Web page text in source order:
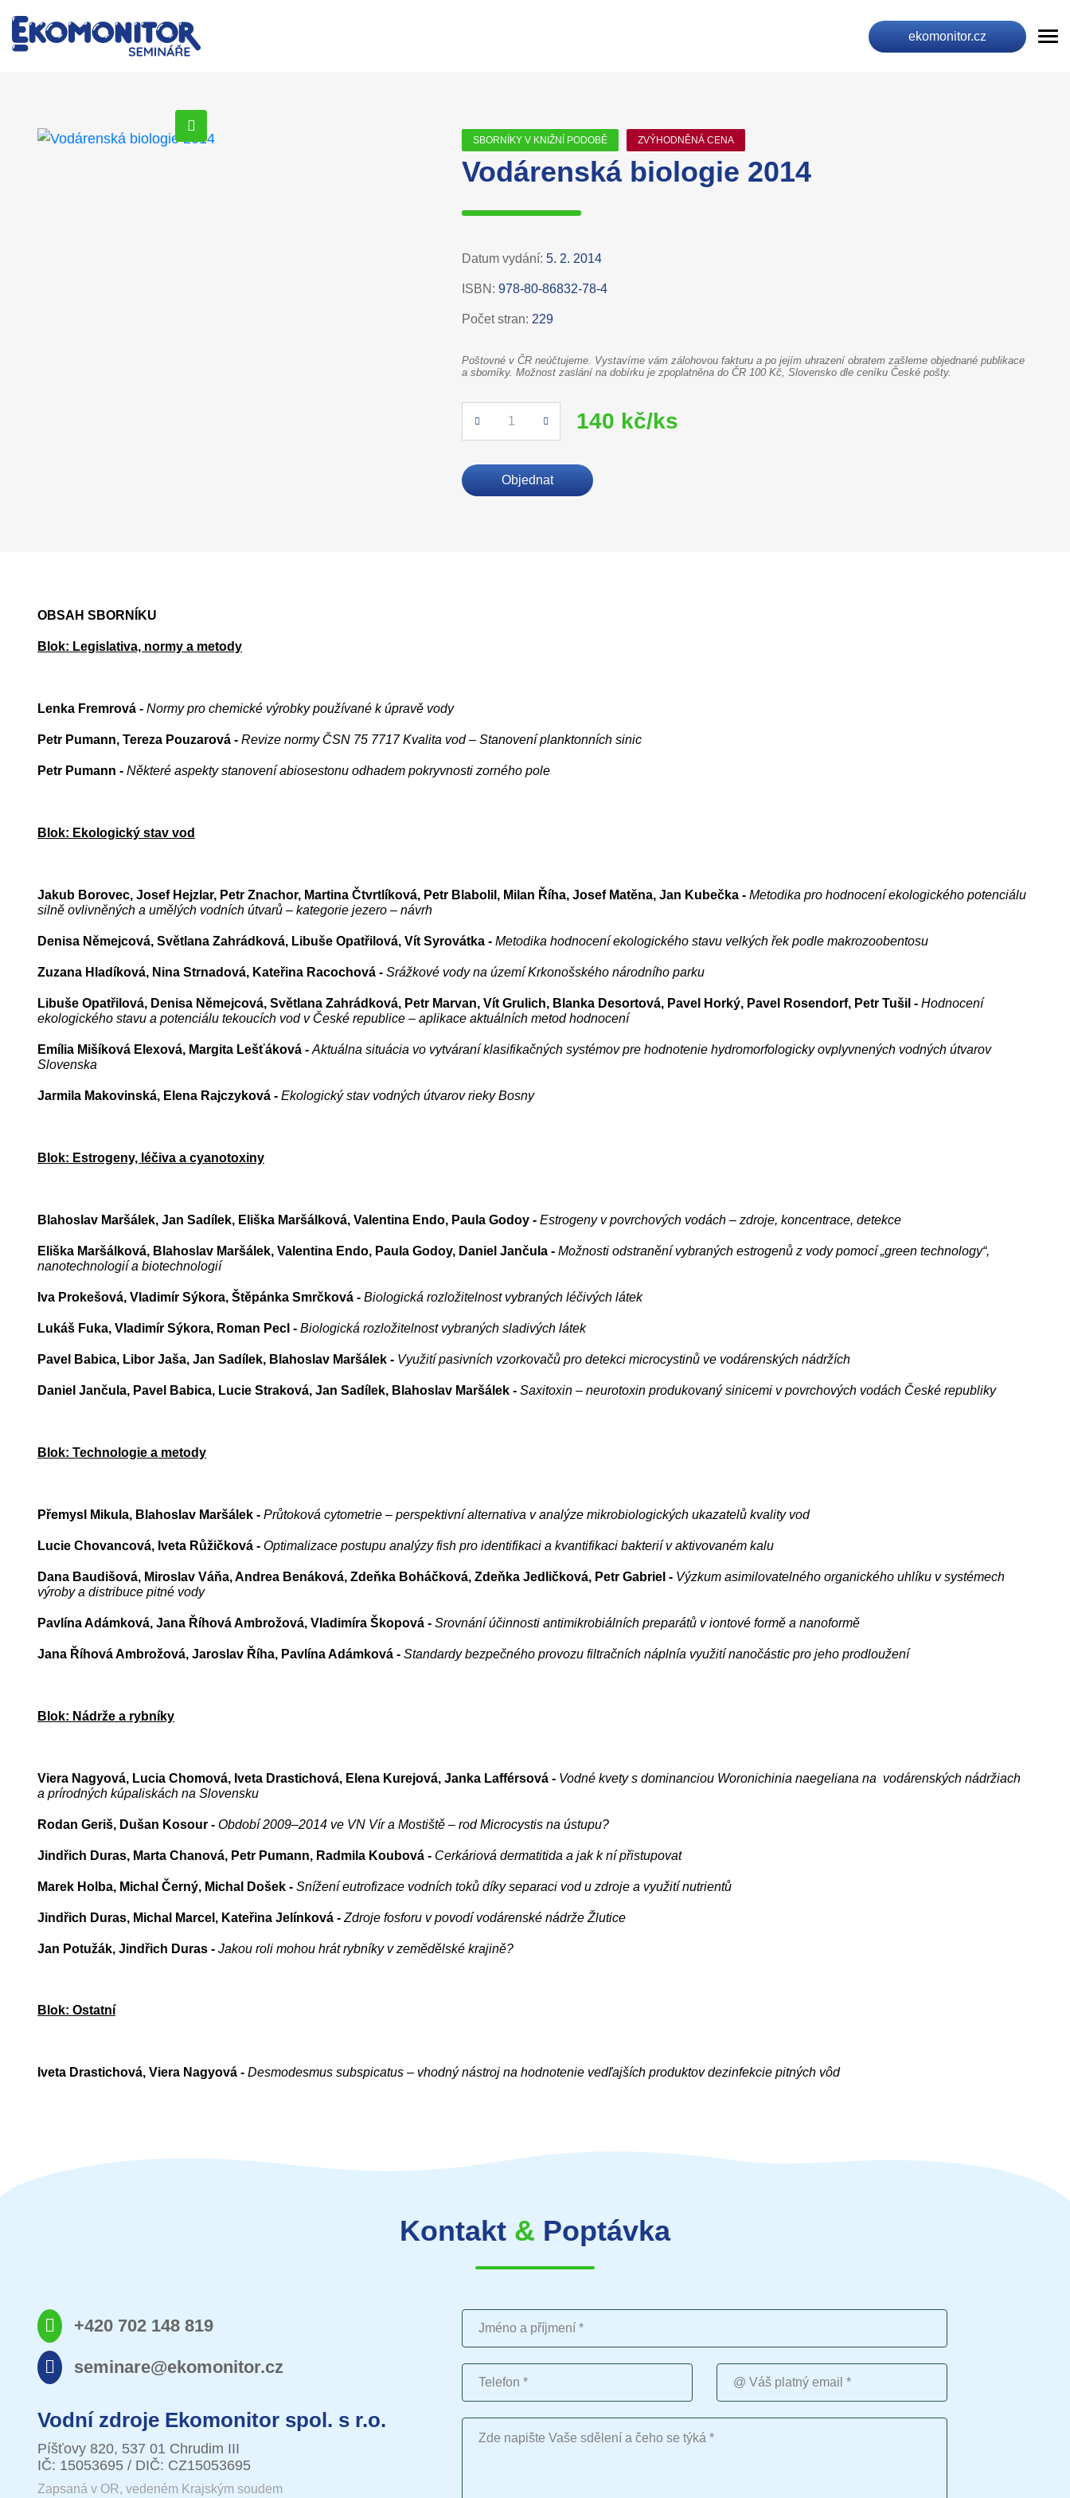
ekomonitor.cz
SBORNÍKY V KNIŽNÍ PODOBĚ ZVÝHODNĚNÁ CENA
Vodárenská biologie 2014
Datum vydání:5. 2. 2014
ISBN:978-80-86832-78-4
Počet stran: 229
Poštovné v ČR neúčtujeme. Vystavíme vám zálohovou fakturu a po jejím uhrazení obratem zašleme objednané publikace
a sborníky. Možnost zaslání na dobírku je zpoplatněna do ČR 100 Kč, Slovensko dle ceníku České pošty.
Počet 140 kč/ks
Objednat
OBSAH SBORNÍKU
Blok: Legislativa, normy a metody
Lenka Fremrová - Normy pro chemické výrobky používané k úpravě vody
Petr Pumann, Tereza Pouzarová - Revize normy ČSN 75 7717 Kvalita vod – Stanovení planktonních sinic
Petr Pumann - Některé aspekty stanovení abiosestonu odhadem pokryvnosti zorného pole
Blok: Ekologický stav vod
Jakub Borovec, Josef Hejzlar, Petr Znachor, Martina Čtvrtlíková, Petr Blabolil, Milan Říha, Josef Matěna, Jan Kubečka - Metodika pro hodnocení ekologického potenciálu
silně ovlivněných a umělých vodních útvarů – kategorie jezero – návrh
Denisa Němejcová, Světlana Zahrádková, Libuše Opatřilová, Vít Syrovátka - Metodika hodnocení ekologického stavu velkých řek podle makrozoobentosu
Zuzana Hladíková, Nina Strnadová, Kateřina Racochová - Srážkové vody na území Krkonošského národního parku
Libuše Opatřilová, Denisa Němejcová, Světlana Zahrádková, Petr Marvan, Vít Grulich, Blanka Desortová, Pavel Horký, Pavel Rosendorf, Petr Tušil - Hodnocení
ekologického stavu a potenciálu tekoucích vod v České republice – aplikace aktuálních metod hodnocení
Emília Mišíková Elexová, Margita Lešťáková - Aktuálna situácia vo vytváraní klasifikačných systémov pre hodnotenie hydromorfologicky ovplyvnených vodných útvarov
Slovenska
Jarmila Makovinská, Elena Rajczyková - Ekologický stav vodných útvarov rieky Bosny
Blok: Estrogeny, léčiva a cyanotoxiny
Blahoslav Maršálek, Jan Sadílek, Eliška Maršálková, Valentina Endo, Paula Godoy - Estrogeny v povrchových vodách – zdroje, koncentrace, detekce
Eliška Maršálková, Blahoslav Maršálek, Valentina Endo, Paula Godoy, Daniel Jančula - Možnosti odstranění vybraných estrogenů z vody pomocí „green technology“,
nanotechnologií a biotechnologií
Iva Prokešová, Vladimír Sýkora, Štěpánka Smrčková - Biologická rozložitelnost vybraných léčivých látek
Lukáš Fuka, Vladimír Sýkora, Roman Pecl - Biologická rozložitelnost vybraných sladivých látek
Pavel Babica, Libor Jaša, Jan Sadílek, Blahoslav Maršálek - Využití pasivních vzorkovačů pro detekci microcystinů ve vodárenských nádržích
Daniel Jančula, Pavel Babica, Lucie Straková, Jan Sadílek, Blahoslav Maršálek - Saxitoxin – neurotoxin produkovaný sinicemi v povrchových vodách České republiky
Blok: Technologie a metody
Přemysl Mikula, Blahoslav Maršálek - Průtoková cytometrie – perspektivní alternativa v analýze mikrobiologických ukazatelů kvality vod
Lucie Chovancová, Iveta Růžičková - Optimalizace postupu analýzy fish pro identifikaci a kvantifikaci bakterií v aktivovaném kalu
Dana Baudišová, Miroslav Váňa, Andrea Benáková, Zdeňka Boháčková, Zdeňka Jedličková, Petr Gabriel - Výzkum asimilovatelného organického uhlíku v systémech
výroby a distribuce pitné vody
Pavlína Adámková, Jana Říhová Ambrožová, Vladimíra Škopová - Srovnání účinnosti antimikrobiálních preparátů v iontové formě a nanoformě
Jana Říhová Ambrožová, Jaroslav Říha, Pavlína Adámková - Standardy bezpečného provozu filtračních náplnía využití nanočástic pro jeho prodloužení
Blok: Nádrže a rybníky
Viera Nagyová, Lucia Chomová, Iveta Drastichová, Elena Kurejová, Janka Lafférsová - Vodné kvety s dominanciou Woronichinia naegeliana na vodárenských nádržiach
a prírodných kúpaliskách na Slovensku
Rodan Geriš, Dušan Kosour - Období 2009–2014 ve VN Vír a Mostiště – rod Microcystis na ústupu?
Jindřich Duras, Marta Chanová, Petr Pumann, Radmila Koubová - Cerkáriová dermatitida a jak k ní přistupovat
Marek Holba, Michal Černý, Michal Došek - Snížení eutrofizace vodních toků díky separaci vod u zdroje a využití nutrientů
Jindřich Duras, Michal Marcel, Kateřina Jelínková - Zdroje fosforu v povodí vodárenské nádrže Žlutice
Jan Potužák, Jindřich Duras - Jakou roli mohou hrát rybníky v zemědělské krajině?
Blok: Ostatní
Iveta Drastichová, Viera Nagyová - Desmodesmus subspicatus – vhodný nástroj na hodnotenie vedľajších produktov dezinfekcie pitných vôd
Kontakt & Poptávka
+420 702 148 819
seminare@ekomonitor.cz
Vodní zdroje Ekomonitor spol. s r.o.
Píšťovy 820, 537 01 Chrudim III
IČ: 15053695 / DIČ: CZ15053695
Zapsaná v OR, vedeném Krajským soudem
Jméno a příjmení
Telefon Váš platný email
Vaše sdělení